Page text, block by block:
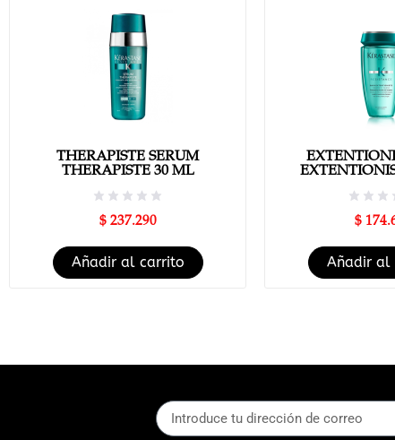
THERAPISTE SERUM
THERAPISTE 30 ML
$237.290
Añadir al carrito
$
Añadir al